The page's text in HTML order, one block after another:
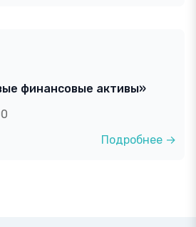
финансовые активы»
Подробнее →